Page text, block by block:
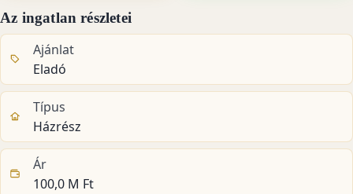
Az ingatlan részletei
Ajánlat
Eladó
Típus
Házrész
Ár
100,0 M Ft